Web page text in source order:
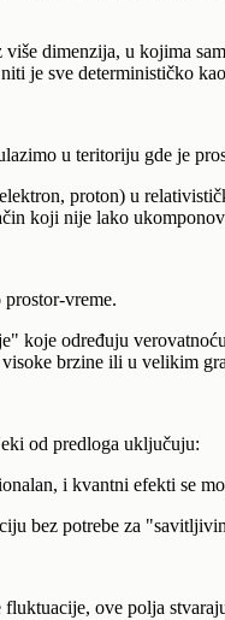
dimenzija, u kojima
je sve determinističko
u teritoriju gde je
proton) u
koji nije lako
vreme.
koje određuju
brzine ili u velikim
od predloga uključuju:
i kvantni efekti se
bez potrebe za
ove polja